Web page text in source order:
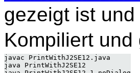
gezeigt ist
Kompiliert
javac PrintWithJ2SE12.java
java PrintWithJ2SE12